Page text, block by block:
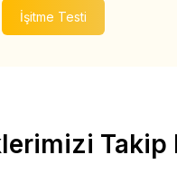
İşitme Testi
Takip